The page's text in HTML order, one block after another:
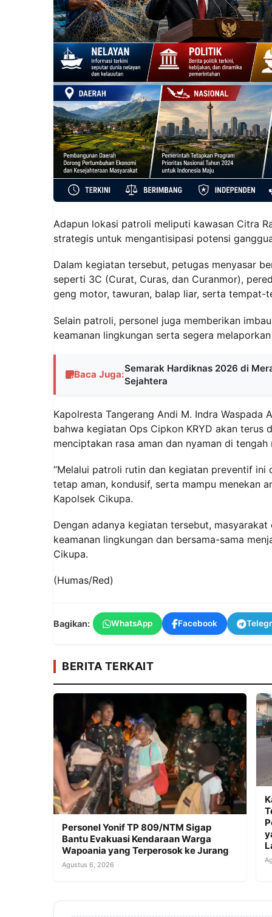
Adapun lokasi patroli meliputi kawasan Citra
strategis untuk mengantisipasi potensi
Dalam kegiatan tersebut, petugas menyasar
seperti 3C (Curat, Curas, dan Curanmor),
geng motor, tawuran, balap liar, serta tempat-
Selain patroli, personel juga memberikan
keamanan lingkungan serta segera
Baca Juga:
Semarak Hardiknas 2026 di
Sejahtera
Kapolresta Tangerang Andi M. Indra Waspada
bahwa kegiatan Ops Cipkon KRYD akan
menciptakan rasa aman dan nyaman di tengah
“Melalui patroli rutin dan kegiatan preventif ini
tetap aman, kondusif, serta mampu menekan
Kapolsek Cikupa.
Dengan adanya kegiatan tersebut,
keamanan lingkungan dan bersama-sama
Cikupa.
(Humas/Red)
Bagikan: WhatsApp Facebook
BERITA TERKAIT
Personel Yonif TP 809/NTM Sigap
Bantu Evakuasi Kendaraan Warga
Wapoania yang Terperosok ke Jurang
Agustus 6, 2026